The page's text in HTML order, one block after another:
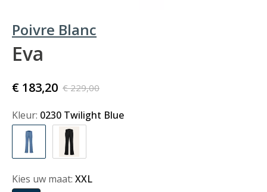
Poivre Blanc
Eva
€ 229,00
€ 183,20
Kleur: 0230 Twilight Blue
Kies uw maat: XXL